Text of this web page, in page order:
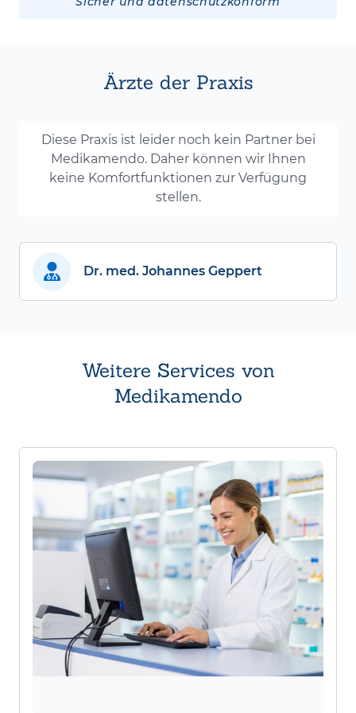
Ärzte der Praxis
Diese Praxis ist leider noch kein Partner bei
Medikamendo. Daher können wir Ihnen
keine Komfortfunktionen zur Verfügung
stellen.
Dr. med. Johannes Geppert
Weitere Services von
Medikamendo